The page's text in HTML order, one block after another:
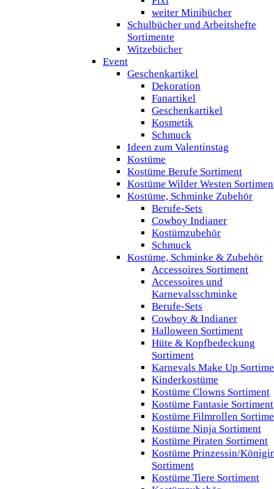
weiter Minibücher
Schulbücher und Arbeitshefte
Sortimente
Witzebücher
Event
Geschenkartikel
Dekoration
Fanartikel
Geschenkartikel
Kosmetik
Schmuck
Ideen zum Valentinstag
Kostüme
Kostüme Berufe Sortiment
Kostüme Wilder Westen
Kostüme, Schminke Zubehör
Berufe-Sets
Cowboy Indianer
Kostümzubehör
Schmuck
Kostüme, Schminke & Zubehör
Accessoires Sortiment
Accessoires und
Karnevalsschminke
Berufe-Sets
Cowboy & Indianer
Halloween Sortiment
Hüte & Kopfbedeckung
Sortiment
Karnevals Make Up
Kinderkostüme
Kostüme Clowns Sortiment
Kostüme Fantasie Sortiment
Kostüme Filmrollen
Kostüme Ninja Sortiment
Kostüme Piraten Sortiment
Kostüme Prinzessin/
Sortiment
Kostüme Tiere Sortiment